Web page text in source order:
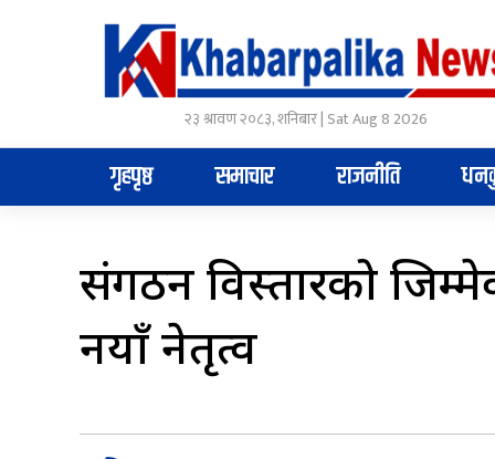
२३ श्रावण २०८३, शनिबार | Sat Aug 8 2026
गृहपृष्ठ समाचार राजनीति
संगठन विस्तारको
नयाँ नेतृत्व